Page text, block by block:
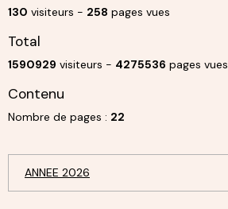
130 visiteurs - 258 pages vues
Total
1590929 visiteurs - 4275536 pages vues
Contenu
Nombre de pages : 22
ANNEE 2026